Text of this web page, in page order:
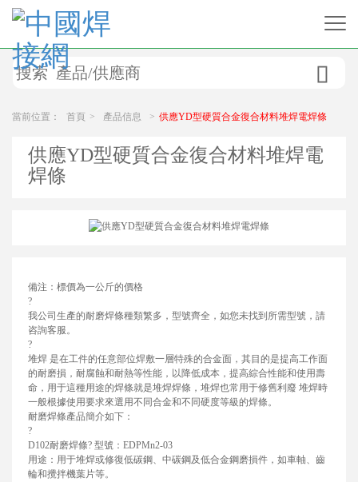

當前位置： 首頁 > 產品信息 > 供應YD型硬質合金復合材料堆焊電焊條
供應YD型硬質合金復合材料堆焊電
焊條
備注：標價為一公斤的價格
?
我公司生產的耐磨焊條種類繁多，型號齊全，如您未找到所需型號，請
咨詢客服。
?
堆焊 是在工件的任意部位焊敷一層特殊的合金面，其目的是提高工作面
的耐磨損，耐腐蝕和耐熱等性能，以降低成本，提高綜合性能和使用壽
命，用于這種用途的焊條就是堆焊焊條，堆焊也常用于修舊利廢 堆焊時
一般根據使用要求來選用不同合金和不同硬度等級的焊條。
耐磨焊條產品簡介如下：
?
D102耐磨焊條? 型號：EDPMn2-03
用途：用于堆焊或修復低碳鋼、中碳鋼及低合金鋼磨損件，如車軸、齒
輪和攪拌機葉片等。